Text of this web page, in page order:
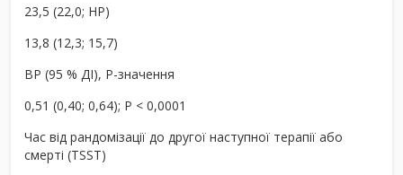
23,5 (22,0; НР)
13,8 (12,3; 15,7)
ВР (95 % ДІ), P-значення
0,51 (0,40; 0,64); P < 0,0001
Час від рандомізації до другої наступної терапії або
смерті (TSST)